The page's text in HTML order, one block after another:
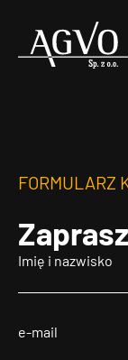
Header
FORMULARZ